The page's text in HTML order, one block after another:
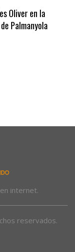
Oliver en la
Palmanyola
internet.
reservados.